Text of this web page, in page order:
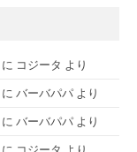
に コジータ より
に バーバパパ より
に バーバパパ より
に コジータ より